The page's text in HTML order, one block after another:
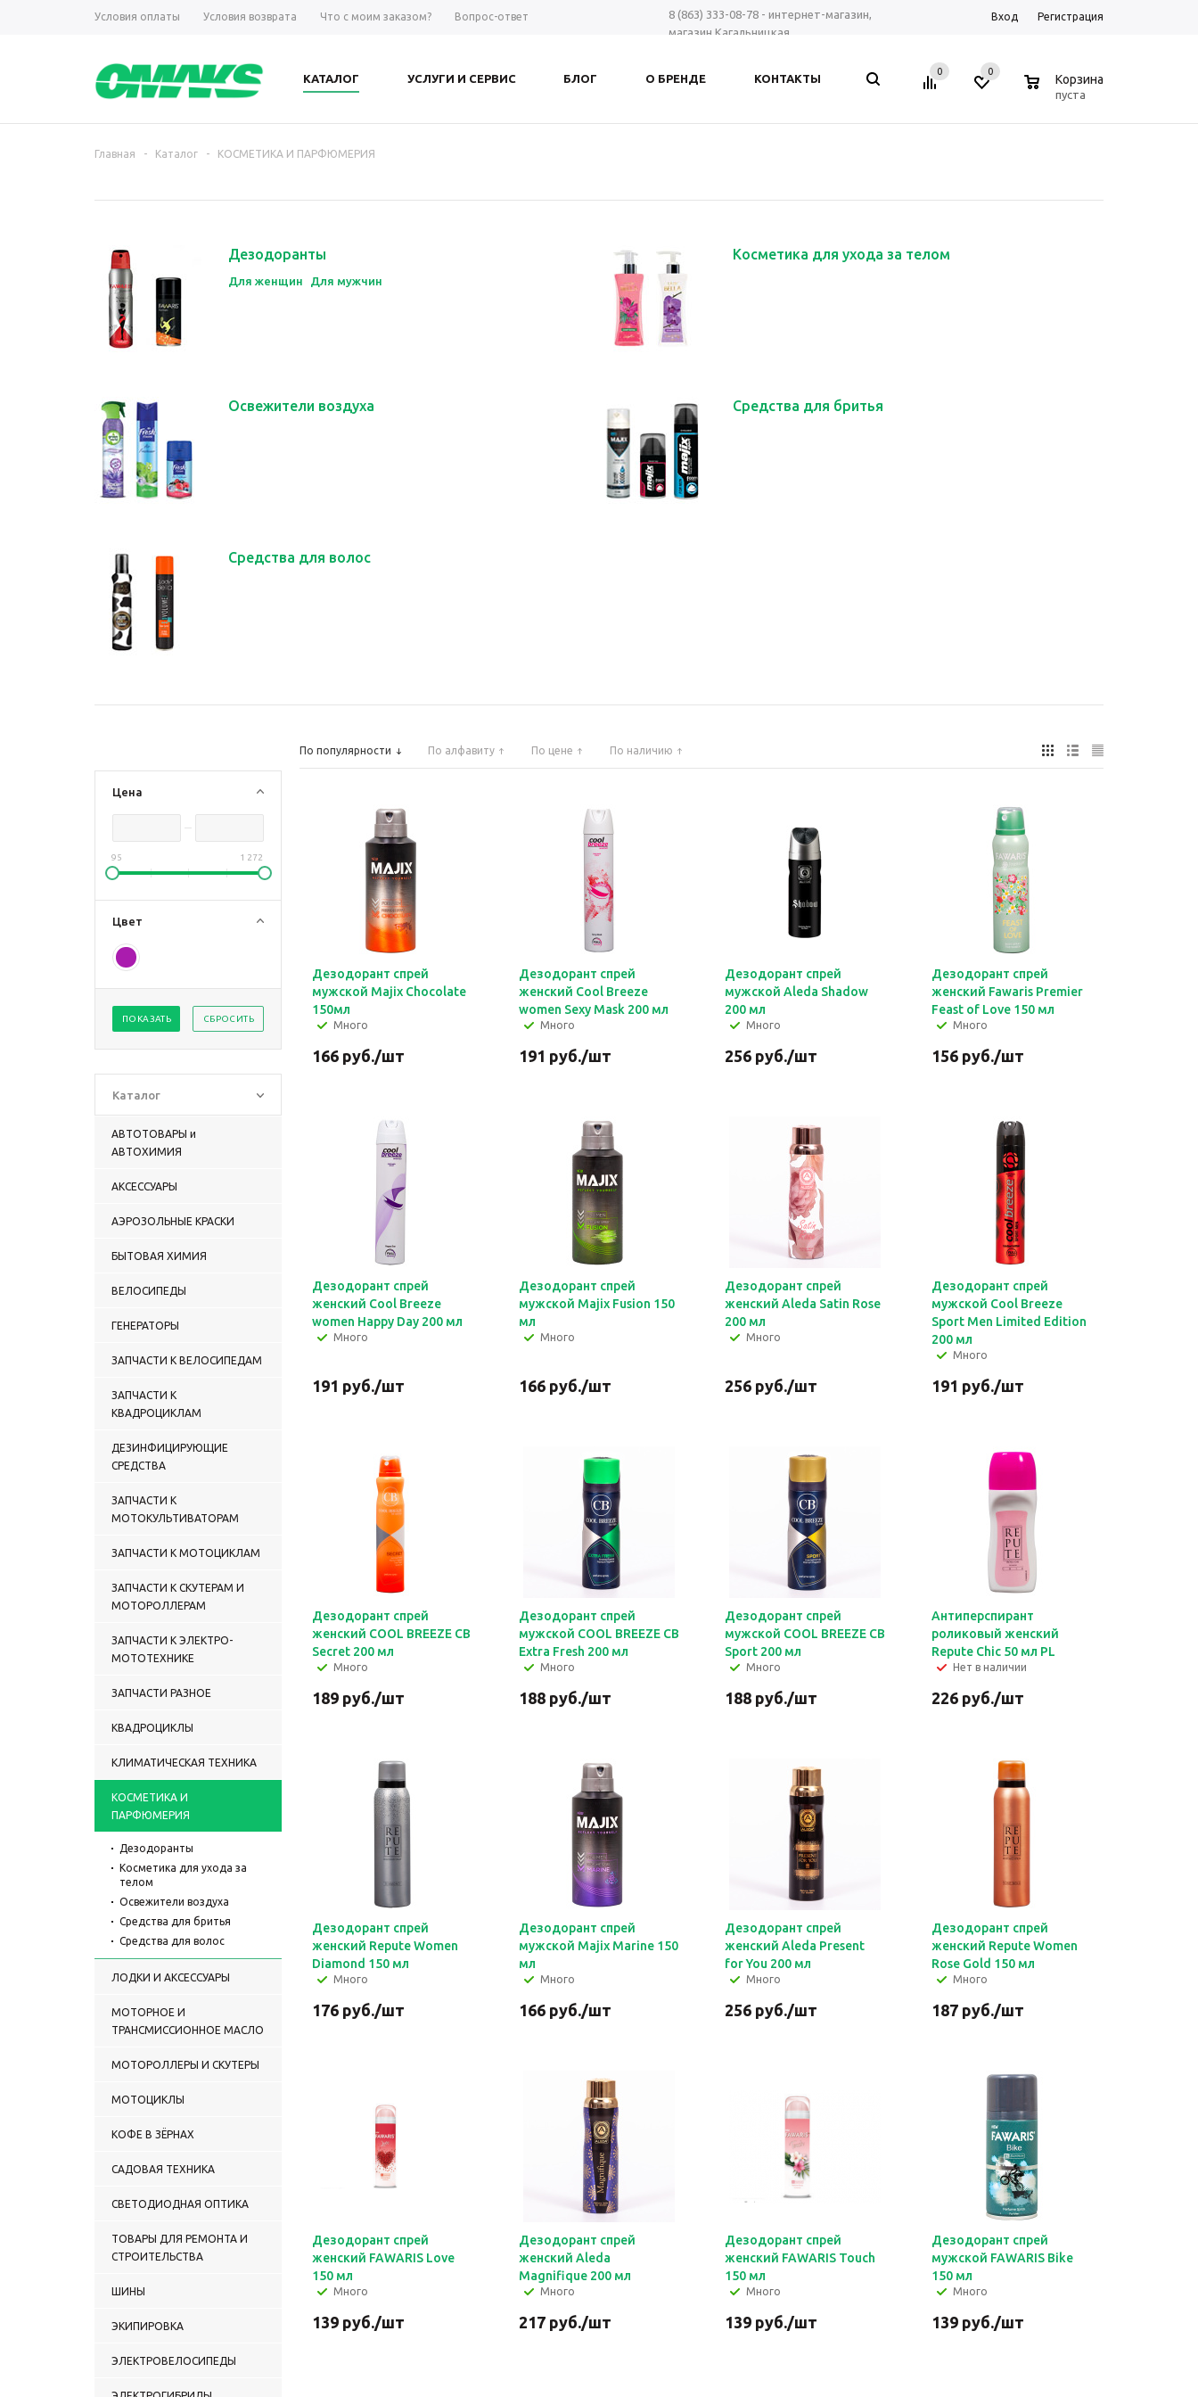
Условия оплаты Условия возврата Что с моим заказом? Вопрос-ответ
8 (863) 333-08-78 - интернет-магазин,
магазин Кагальницкая
+7 961 423-66-00 - MAX, Telegram, WhatsApp
Вход Регистрация
КАТАЛОГ УСЛУГИ И СЕРВИС БЛОГ О БРЕНДЕ КОНТАКТЫ
0 0
Корзина
пуста
Главная - Каталог - КОСМЕТИКА И ПАРФЮМЕРИЯ
Дезодоранты
Для женщин Для мужчин
Косметика для ухода за телом
Освежители воздуха Средства для бритья
Средства для волос
Цена
95 1 272
Цвет
ПОКАЗАТЬ СБРОСИТЬ
Каталог
АВТОТОВАРЫ и
АВТОХИМИЯ
АКСЕССУАРЫ
АЭРОЗОЛЬНЫЕ КРАСКИ
БЫТОВАЯ ХИМИЯ
ВЕЛОСИПЕДЫ
ГЕНЕРАТОРЫ
ЗАПЧАСТИ К ВЕЛОСИПЕДАМ
ЗАПЧАСТИ К
КВАДРОЦИКЛАМ
ДЕЗИНФИЦИРУЮЩИЕ
СРЕДСТВА
ЗАПЧАСТИ К
МОТОКУЛЬТИВАТОРАМ
ЗАПЧАСТИ К МОТОЦИКЛАМ
ЗАПЧАСТИ К СКУТЕРАМ И
МОТОРОЛЛЕРАМ
ЗАПЧАСТИ К ЭЛЕКТРО-
МОТОТЕХНИКЕ
ЗАПЧАСТИ РАЗНОЕ
КВАДРОЦИКЛЫ
КЛИМАТИЧЕСКАЯ ТЕХНИКА
КОСМЕТИКА И
ПАРФЮМЕРИЯ
Дезодоранты
Косметика для ухода за
телом
Освежители воздуха
Средства для бритья
Средства для волос
ЛОДКИ И АКСЕССУАРЫ
МОТОРНОЕ И
ТРАНСМИССИОННОЕ МАСЛО
МОТОРОЛЛЕРЫ И СКУТЕРЫ
МОТОЦИКЛЫ
КОФЕ В ЗЁРНАХ
САДОВАЯ ТЕХНИКА
СВЕТОДИОДНАЯ ОПТИКА
ТОВАРЫ ДЛЯ РЕМОНТА И
СТРОИТЕЛЬСТВА
ШИНЫ
ЭКИПИРОВКА
ЭЛЕКТРОВЕЛОСИПЕДЫ
По популярности По алфавиту По цене По наличию
Дезодорант спрей
мужской Majix Chocolate
150мл
Много
166 руб./шт
Дезодорант спрей
женский Cool Breeze
women Sexy Mask 200 мл
Много
191 руб./шт
Дезодорант спрей
мужской Aleda Shadow
200 мл
Много
256 руб./шт
Дезодорант спрей
женский Fawaris Premier
Feast of Love 150 мл
Много
156руб./шт
Дезодорант спрей
женский Cool Breeze
women Happy Day 200 мл
Много
191 руб./шт
Дезодорант спрей
мужской Majix Fusion 150
мл
Много
166руб./шт
Дезодорант спрей
женский Aleda Satin Rose
200 мл
Много
256 руб./шт
Дезодорант спрей
мужской Cool Breeze
Sport Men Limited Edition
200 мл
Много
191 руб./шт
Дезодорант спрей
женский COOL BREEZE CB
Secret 200 мл
Много
189 руб./шт
Дезодорант спрей
мужской COOL BREEZE CB
Extra Fresh 200 мл
Много
188руб./шт
Дезодорант спрей
мужской COOL BREEZE CB
Sport 200 мл
Много
188 руб./шт
Антиперспирант
роликовый женcкий
Repute Chic 50 мл PL
Нет в наличии
226руб./шт
Дезодорант спрей
женский Repute Women
Diamond 150 мл
Много
176 руб./шт
Дезодорант спрей
мужской Majix Marine 150
мл
Много
166руб./шт
Дезодорант спрей
женcкий Aleda Present
for You 200 мл
Много
256 руб./шт
Дезодорант спрей
женский Repute Women
Rose Gold 150 мл
Много
187руб./шт
Дезодорант спрей
женский FAWARIS Love
150 мл
Много
139 руб./шт
Дезодорант спрей
женский Aleda
Magnifique 200 мл
Много
217руб./шт
Дезодорант спрей
женский FAWARIS Touch
150 мл
Много
139 руб./шт
Дезодорант спрей
мужской FAWARIS Bike
150 мл
Много
139руб./шт